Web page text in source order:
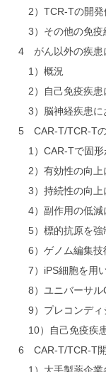
2）TCR-Tの開発
3）その他の免疫
4 がん以外の疾患
1）概況
2）自己免疫疾患
3）脳神経疾患に
5 CAR-T/TCR-Tの
1）CAR-Tで固形
2）有効性の向上
3）持続性の向上
4）副作用の低減
5）標的抗原を強
6）ゲノム編集技
7）iPS細胞を用い
8）ユニバーサル
9）プレコンディ
10）自己免疫疾患
6 CAR-T/TCR-T開